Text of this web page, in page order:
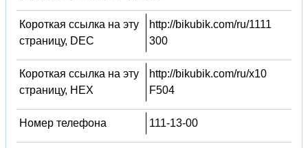
Короткая ссылка на эту
страницу, DEC
http://bikubik.com/ru/1111
300
Короткая ссылка на эту
страницу, HEX
http://bikubik.com/ru/x10
F504
Номер телефона 111-13-00